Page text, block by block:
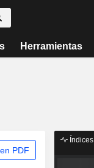
Herramientas
PDF
Índices